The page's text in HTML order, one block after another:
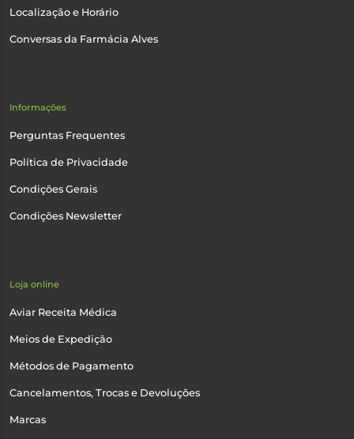
Localização e Horário
Conversas da Farmácia Alves
Informações
Perguntas Frequentes
Política de Privacidade
Condições Gerais
Condições Newsletter
Loja online
Aviar Receita Médica
Meios de Expedição
Métodos de Pagamento
Cancelamentos, Trocas e Devoluções
Marcas